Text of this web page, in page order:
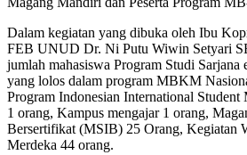
Dalam kegiatan yang dibuka oleh Ibu
FEB UNUD Dr. Ni Putu Wiwin Setyari
jumlah mahasiswa Program Studi
yang lolos dalam program MBKM
Program Indonesian International
1 orang, Kampus mengajar 1 orang,
Bersertifikat (MSIB) 25 Orang, Kegiatan
Merdeka 44 orang.